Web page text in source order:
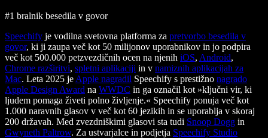
#1 bralnik besedila v govor
Speechify je vodilna svetovna platforma za pretvorbo besedila v
govor, ki ji zaupa več kot 50 milijonov uporabnikov in jo podpira
več kot 500.000 petzvezdičnih ocen na njenih iOS, Android,
Chrome razširitvi, spletni aplikaciji in v namiznih aplikacijah za
Mac. Leta 2025 je Apple nagradil Speechify s prestižno nagrado
Apple Design Award na WWDC in ga označil kot »ključni vir, ki
ljudem pomaga živeti polno življenje.« Speechify ponuja več kot
1.000 naravnih glasov v več kot 60 jezikih in se uporablja v skoraj
200 državah. Med zvezdniškimi glasovi sta tudi Snoop Dogg in
Gwyneth Paltrow. Za ustvarjalce in podjetja Speechify Studio